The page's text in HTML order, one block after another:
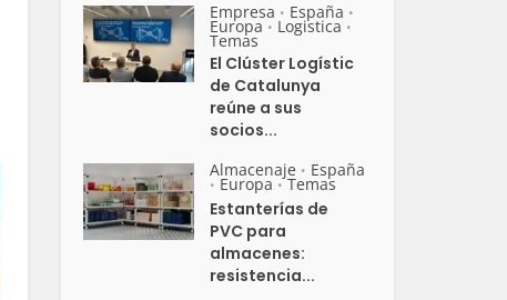
Empresa • España •
Europa • Logistica •
Temas
El Clúster Logístic
de Catalunya
reúne a sus
socios...
Almacenaje • España
• Europa • Temas
Estanterías de
PVC para
almacenes:
resistencia...